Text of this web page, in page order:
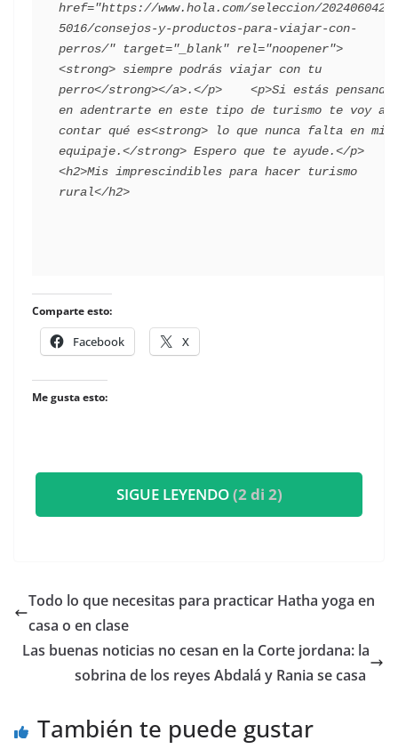
href="https://www.hola.com/seleccion/2024060425
5016/consejos-y-productos-para-viajar-con-
perros/" target="_blank" rel="noopener">
<strong> siempre podrás viajar con tu
perro</strong></a>.</p>    <p>Si estás pensando
en adentrarte en este tipo de turismo te voy a
contar qué es<strong> lo que nunca falta en mi
equipaje.</strong> Espero que te ayude.</p>
<h2>Mis imprescindibles para hacer turismo
Comparte esto:
Facebook X
Me gusta esto:
SIGUE LEYENDO(2 di 2)
​Todo lo que necesitas para practicar Hatha yoga en
casa o en clase
​Las buenas noticias no cesan en la Corte jordana: la
sobrina de los reyes Abdalá y Rania se casa
También te puede gustar